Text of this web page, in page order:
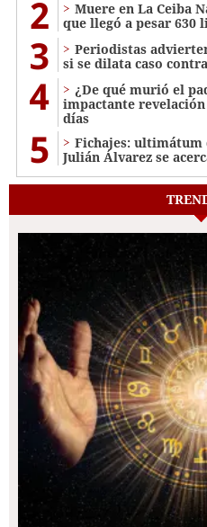
2
Muere en La Ceiba
que llegó a pesar 630
3
Periodistas
si se dilata caso
4
¿De qué murió el
impactante
días
5
Fichajes: ultimátum
Julián Álvarez se